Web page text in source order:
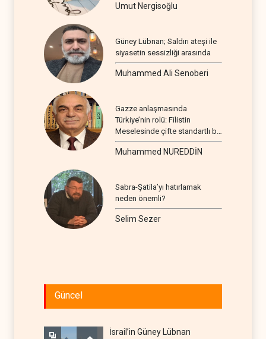
Umut Nergisoğlu
Güney Lübnan; Saldırı ateşi ile
siyasetin sessizliği arasında
Muhammed Ali Senoberi
Gazze anlaşmasında
Türkiye’nin rolü: Filistin
Meselesinde çifte standartlı bir
seyir
Muhammed NUREDDİN
Sabra-Şatila’yı hatırlamak
neden önemli?
Selim Sezer
Güncel
İsrail’in Güney Lübnan